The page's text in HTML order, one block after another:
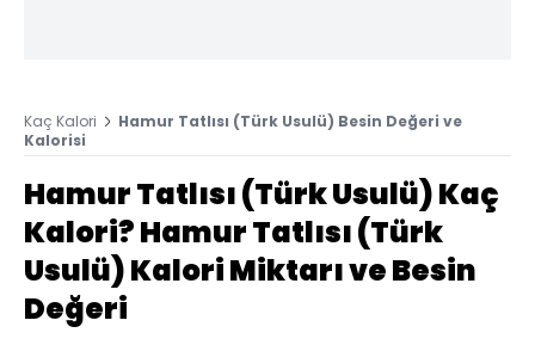
Kaç Kalori
Hamur Tatlısı (Türk Usulü) Besin Değeri ve
Kalorisi
Hamur Tatlısı (Türk Usulü) Kaç
Kalori? Hamur Tatlısı (Türk
Usulü) Kalori Miktarı ve Besin
Değeri